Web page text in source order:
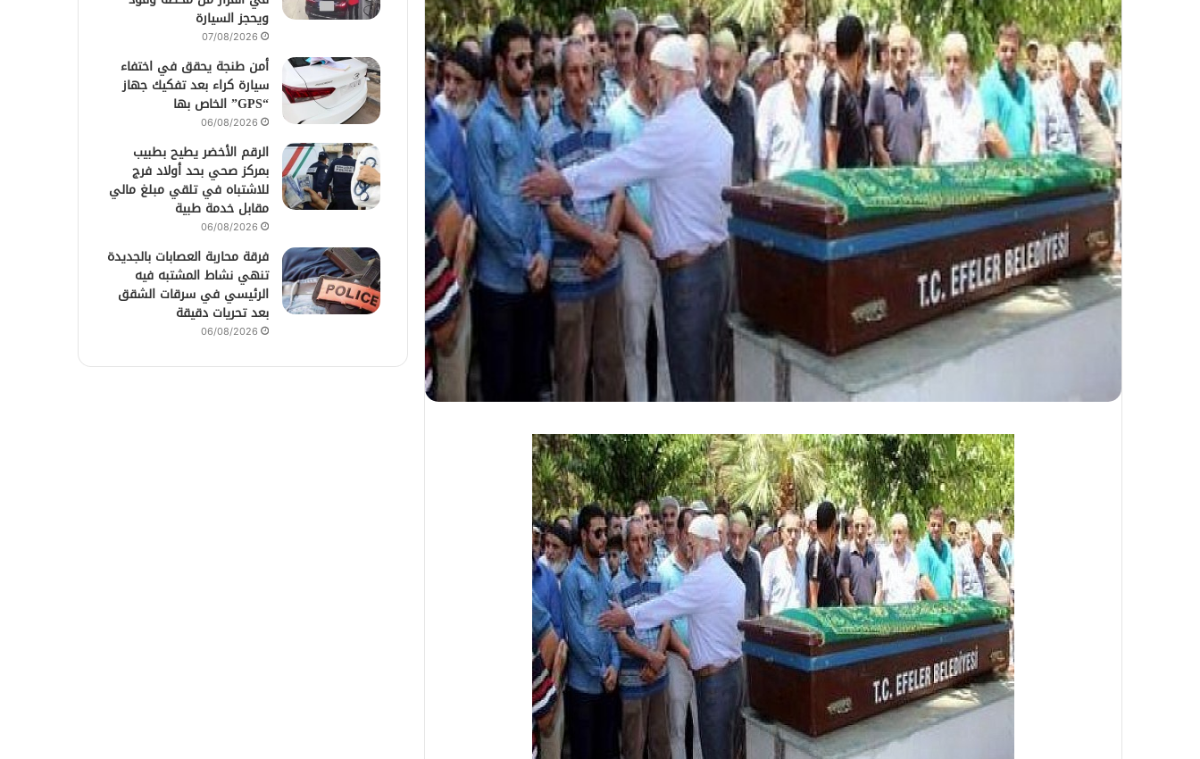
ويحجز السيارة
07/08/2026
أمن طنجة يحقق في اختفاء
سيارة كراء بعد تفكيك جهاز
“GPS” الخاص بها
06/08/2026
الرقم الأخضر يطيح بطبيب
بمركز صحي بحد أولاد فرج
للاشتباه في تلقي مبلغ مالي
مقابل خدمة طبية
06/08/2026
فرقة محاربة العصابات بالجديدة
تنهي نشاط المشتبه فيه
الرئيسي في سرقات الشقق
بعد تحريات دقيقة
06/08/2026